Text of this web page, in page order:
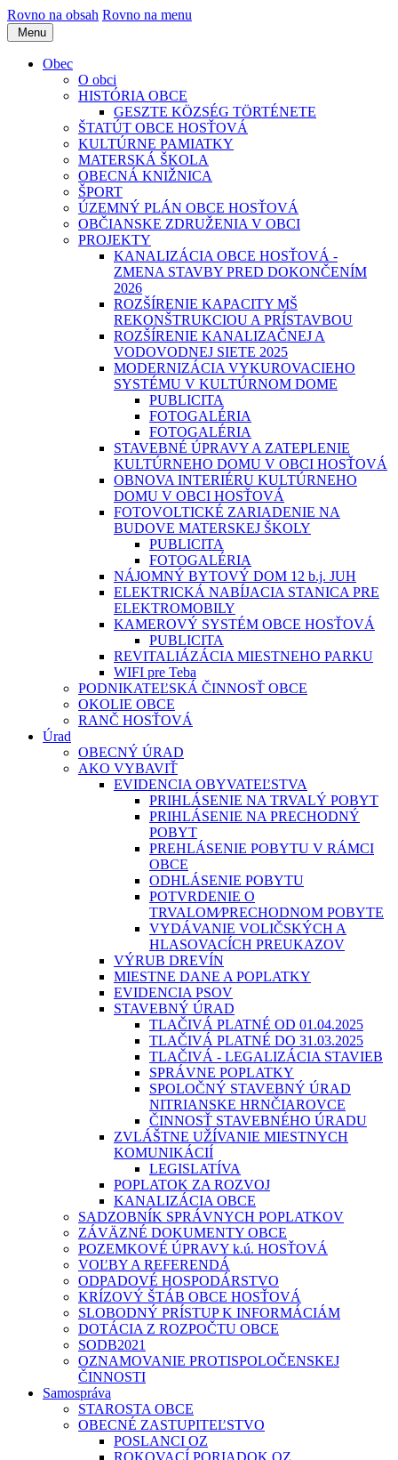
Rovno na obsah Rovno na menu
Menu
Obec
O obci
HISTÓRIA OBCE
GESZTE KÖZSÉG TÖRTÉNETE
ŠTATÚT OBCE HOSŤOVÁ
KULTÚRNE PAMIATKY
MATERSKÁ ŠKOLA
OBECNÁ KNIŽNICA
ŠPORT
ÚZEMNÝ PLÁN OBCE HOSŤOVÁ
OBČIANSKE ZDRUŽENIA V OBCI
PROJEKTY
KANALIZÁCIA OBCE HOSŤOVÁ -
ZMENA STAVBY PRED DOKONČENÍM
2026
ROZŠÍRENIE KAPACITY MŠ
REKONŠTRUKCIOU A PRÍSTAVBOU
ROZŠÍRENIE KANALIZAČNEJ A
VODOVODNEJ SIETE 2025
MODERNIZÁCIA VYKUROVACIEHO
SYSTÉMU V KULTÚRNOM DOME
PUBLICITA
FOTOGALÉRIA
FOTOGALÉRIA
STAVEBNÉ ÚPRAVY A ZATEPLENIE
KULTÚRNEHO DOMU V OBCI HOSŤOVÁ
OBNOVA INTERIÉRU KULTÚRNEHO
DOMU V OBCI HOSŤOVÁ
FOTOVOLTICKÉ ZARIADENIE NA
BUDOVE MATERSKEJ ŠKOLY
PUBLICITA
FOTOGALÉRIA
NÁJOMNÝ BYTOVÝ DOM 12 b.j. JUH
ELEKTRICKÁ NABÍJACIA STANICA PRE
ELEKTROMOBILY
KAMEROVÝ SYSTÉM OBCE HOSŤOVÁ
PUBLICITA
REVITALIÁZÁCIA MIESTNEHO PARKU
WIFI pre Teba
PODNIKATEĽSKÁ ČINNOSŤ OBCE
OKOLIE OBCE
RANČ HOSŤOVÁ
Úrad
OBECNÝ ÚRAD
AKO VYBAVIŤ
EVIDENCIA OBYVATEĽSTVA
PRIHLÁSENIE NA TRVALÝ POBYT
PRIHLÁSENIE NA PRECHODNÝ
POBYT
PREHLÁSENIE POBYTU V RÁMCI
OBCE
ODHLÁSENIE POBYTU
POTVRDENIE O
TRVALOM⁄PRECHODNOM POBYTE
VYDÁVANIE VOLIČSKÝCH A
HLASOVACÍCH PREUKAZOV
VÝRUB DREVÍN
MIESTNE DANE A POPLATKY
EVIDENCIA PSOV
STAVEBNÝ ÚRAD
TLAČIVÁ PLATNÉ OD 01.04.2025
TLAČIVÁ PLATNÉ DO 31.03.2025
TLAČIVÁ - LEGALIZÁCIA STAVIEB
SPRÁVNE POPLATKY
SPOLOČNÝ STAVEBNÝ ÚRAD
NITRIANSKE HRNČIAROVCE
ČINNOSŤ STAVEBNÉHO ÚRADU
ZVLÁŠTNE UŽÍVANIE MIESTNYCH
KOMUNIKÁCIÍ
LEGISLATÍVA
POPLATOK ZA ROZVOJ
KANALIZÁCIA OBCE
SADZOBNÍK SPRÁVNYCH POPLATKOV
ZÁVÄZNÉ DOKUMENTY OBCE
POZEMKOVÉ ÚPRAVY k.ú. HOSŤOVÁ
VOĽBY A REFERENDÁ
ODPADOVÉ HOSPODÁRSTVO
KRÍZOVÝ ŠTÁB OBCE HOSŤOVÁ
SLOBODNÝ PRÍSTUP K INFORMÁCIÁM
DOTÁCIA Z ROZPOČTU OBCE
SODB2021
OZNAMOVANIE PROTISPOLOČENSKEJ
ČINNOSTI
Samospráva
STAROSTA OBCE
OBECNÉ ZASTUPITEĽSTVO
POSLANCI OZ
ROKOVACÍ PORIADOK OZ